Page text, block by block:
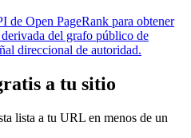
de Open PageRank para obtener
del grafo público de
direccional de autoridad.
a tu sitio
lista a tu URL en menos de un